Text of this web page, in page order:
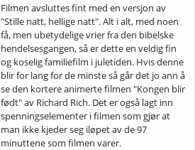
Filmen avsluttes fint med en versjon av
"Stille natt, hellige natt". Alt i alt, med noen
få, men ubetydelige vrier fra den bibelske
hendelsesgangen, så er dette en veldig fin
og koselig familiefilm i juletiden. Hvis denne
blir for lang for de minste så går det jo ann å
se den kortere animerte filmen "Kongen blir
født" av Richard Rich. Det er også lagt inn
spenningselementer i filmen som gjør at
man ikke kjeder seg iløpet av de 97
minuttene som filmen varer.